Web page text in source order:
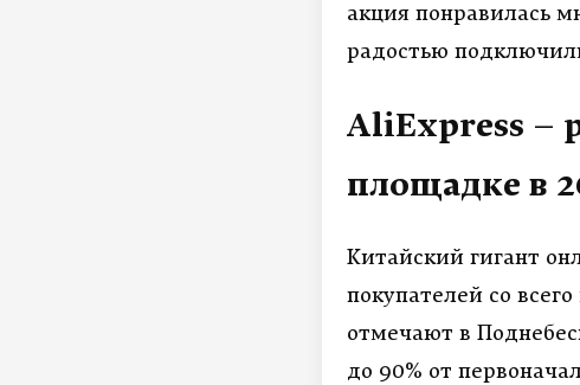
акция понравилась
радостью
AliExpress –
площадке в
Китайский гигант
покупателей со
отмечают в
до 90% от